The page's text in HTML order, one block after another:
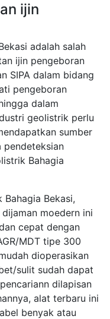
ijin
adalah salah
ijin pengeboran
SIPA dalam bidang
pengeboran
dalam
geolistrik perlu
sumber
pendeteksian
Bahagia
Bekasi,
moedern ini
cepat dengan
MDT tipe 300
dioperasikan
sulit sudah dapat
dilapisan
alat terbaru ini
benyak atau